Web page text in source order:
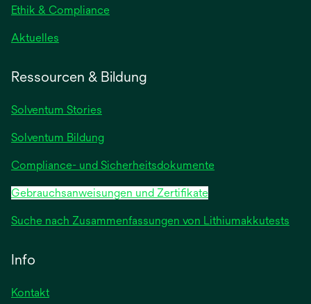
geöffnet
Ethik & Compliance
Aktuelles
Registerkarte
Ressourcen & Bildung
Solventum Stories
Solventum Bildung
Compliance- und Sicherheitsdokumente
Gebrauchsanweisungen und Zertifikate
Suche nach Zusammenfassungen von Lithiumakkutests
Info
Kontakt